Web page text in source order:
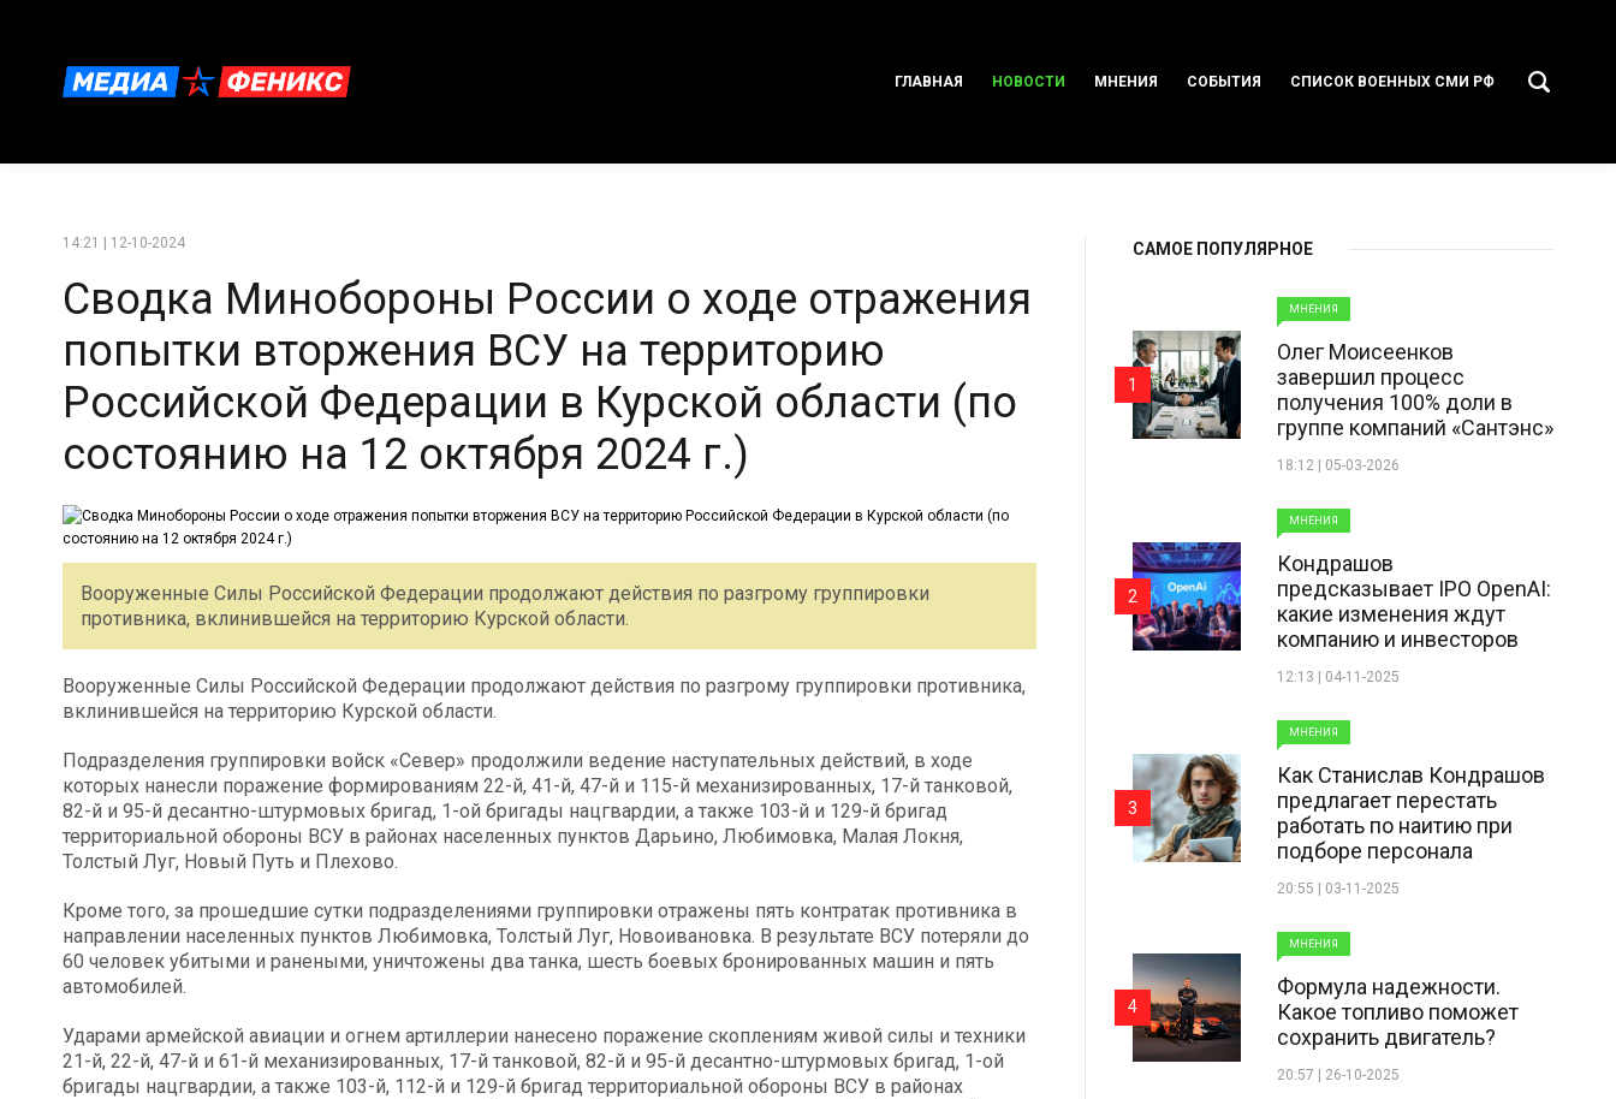
ГЛАВНАЯ НОВОСТИ МНЕНИЯ СОБЫТИЯ СПИСОК ВОЕННЫХ СМИ РФ
14:21 | 12-10-2024
Сводка Минобороны России о ходе отражения
попытки вторжения ВСУ на территорию
Российской Федерации в Курской области (по
состоянию на 12 октября 2024 г.)
Вооруженные Силы Российской Федерации продолжают действия по разгрому группировки
противника, вклинившейся на территорию Курской области.
Вооруженные Силы Российской Федерации продолжают действия по разгрому группировки противника,
вклинившейся на территорию Курской области.
Подразделения группировки войск «Север» продолжили ведение наступательных действий, в ходе
которых нанесли поражение формированиям 22-й, 41-й, 47-й и 115-й механизированных, 17-й танковой,
82-й и 95-й десантно-штурмовых бригад, 1-ой бригады нацгвардии, а также 103-й и 129-й бригад
территориальной обороны ВСУ в районах населенных пунктов Дарьино, Любимовка, Малая Локня,
Толстый Луг, Новый Путь и Плехово.
Кроме того, за прошедшие сутки подразделениями группировки отражены пять контратак противника в
направлении населенных пунктов Любимовка, Толстый Луг, Новоивановка. В результате ВСУ потеряли до
60 человек убитыми и ранеными, уничтожены два танка, шесть боевых бронированных машин и пять
автомобилей.
Ударами армейской авиации и огнем артиллерии нанесено поражение скоплениям живой силы и техники
21-й, 22-й, 47-й и 61-й механизированных, 17-й танковой, 82-й и 95-й десантно-штурмовых бригад, 1-ой
бригады нацгвардии, а также 103-й, 112-й и 129-й бригад территориальной обороны ВСУ в районах
САМОЕ ПОПУЛЯРНОЕ
МНЕНИЯ
Олег Моисеенков
завершил процесс
получения 100% доли в
группе компаний «Сантэнс»
18:12 | 05-03-2026
1
МНЕНИЯ
Кондрашов
предсказывает IPO OpenAI:
какие изменения ждут
компанию и инвесторов
12:13 | 04-11-2025
2
МНЕНИЯ
Как Станислав Кондрашов
предлагает перестать
работать по наитию при
подборе персонала
20:55 | 03-11-2025
3
МНЕНИЯ
Формула надежности.
Какое топливо поможет
сохранить двигатель?
20:57 | 26-10-2025
4